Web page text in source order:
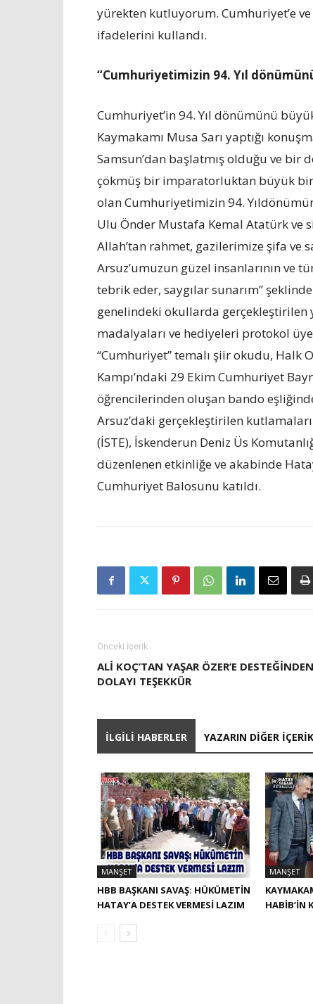
yürekten kutluyorum. Cumhuriyet’e
ifadelerini kullandı.
“Cumhuriyetimizin 94. Yıl
Cumhuriyet’in 94. Yıl dönümünü
Kaymakamı Musa Sarı yaptığı
Samsun’dan başlatmış olduğu ve bir
çökmüş bir imparatorluktan büyük
olan Cumhuriyetimizin 94.
Ulu Önder Mustafa Kemal Atatürk ve
Allah’tan rahmet, gazilerimize şifa ve
Arsuz’umuzun güzel insanlarının ve
tebrik eder, saygılar sunarım”
genelindeki okullarda gerçekleştirilen
madalyaları ve hediyeleri protokol
“Cumhuriyet” temalı şiir okudu, Halk
Kampı’ndaki 29 Ekim Cumhuriyet
öğrencilerinden oluşan bando
Arsuz’daki gerçekleştirilen
(İSTE), İskenderun Deniz Üs
düzenlenen etkinliğe ve akabinde
Cumhuriyet Balosunu katıldı.
Önceki İçerik
ALI KOÇ’TAN YAŞAR ÖZER’E DESTEĞINDEN
DOLAYI TEŞEKKÜR
İLGILI HABERLER YAZARIN DIĞER
MANŞET
HBB BAŞKANI SAVAŞ: HÜKÜMETİN
HATAY’A DESTEK VERMESİ LAZIM
MANŞET
HABIB’IN